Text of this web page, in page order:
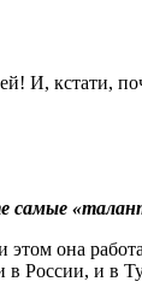
И, кстати,
самые
она
в России, и в